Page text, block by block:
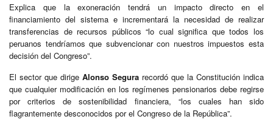
Explica que la exoneración tendrá un impacto directo en el
financiamiento del sistema e incrementará la necesidad de realizar
transferencias de recursos públicos “lo cual significa que todos los
peruanos tendríamos que subvencionar con nuestros impuestos esta
decisión del Congreso”.
El sector que dirige Alonso Segura recordó que la Constitución indica
que cualquier modificación en los regímenes pensionarios debe regirse
por criterios de sostenibilidad financiera, “los cuales han sido
flagrantemente desconocidos por el Congreso de la República”.